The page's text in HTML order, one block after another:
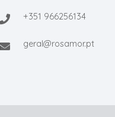
+351 966256134
geral@rosamor.pt